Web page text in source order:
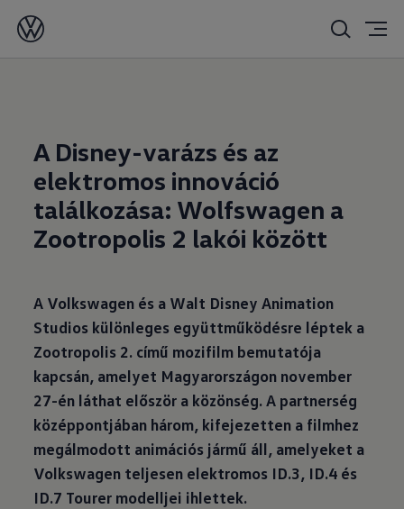
2025. 10. 30.
A Disney-varázs és az
elektromos innováció
találkozása: Wolfswagen a
Zootropolis 2 lakói között
A Volkswagen és a Walt Disney Animation
Studios különleges együttműködésre léptek a
Zootropolis 2. című mozifilm bemutatója
kapcsán, amelyet Magyarországon november
27-én láthat először a közönség. A partnerség
középpontjában három, kifejezetten a filmhez
megálmodott animációs jármű áll, amelyeket a
Volkswagen teljesen elektromos ID.3, ID.4 és
ID.7 Tourer modelljei ihlettek.